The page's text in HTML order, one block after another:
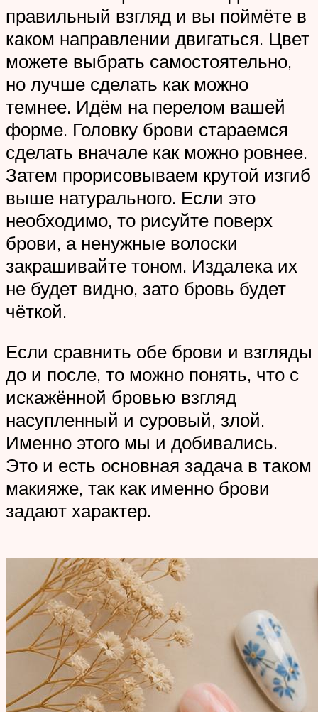
правильный взгляд и вы поймёте в
каком направлении двигаться. Цвет
можете выбрать самостоятельно,
но лучше сделать как можно
темнее. Идём на перелом вашей
форме. Головку брови стараемся
сделать вначале как можно ровнее.
Затем прорисовываем крутой изгиб
выше натурального. Если это
необходимо, то рисуйте поверх
брови, а ненужные волоски
закрашивайте тоном. Издалека их
не будет видно, зато бровь будет
чёткой.
Если сравнить обе брови и взгляды
до и после, то можно понять, что с
искажённой бровью взгляд
насупленный и суровый, злой.
Именно этого мы и добивались.
Это и есть основная задача в таком
макияже, так как именно брови
задают характер.